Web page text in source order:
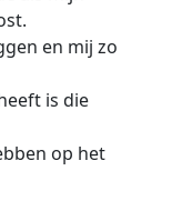
en mij zo
is die
op het